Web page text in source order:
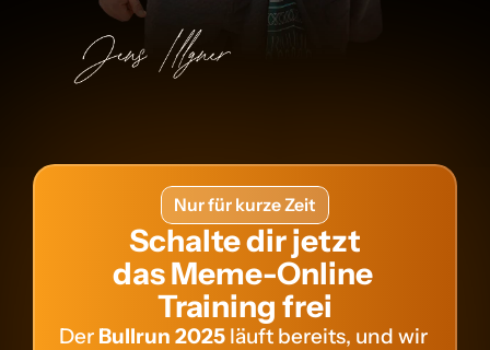
Nur für kurze Zeit
Schalte dir jetzt
das Meme-Online
Training frei
Der Bullrun 2025 läuft bereits, und wir